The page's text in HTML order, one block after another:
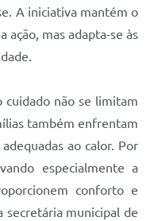
A iniciativa mantém o
ação, mas adapta-se às
cuidado não se limitam
também enfrentam
ao calor. Por
especialmente a
conforto e
secretária municipal de